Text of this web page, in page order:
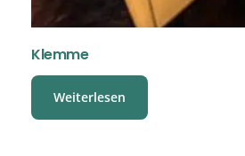
Klemme
Weiterlesen